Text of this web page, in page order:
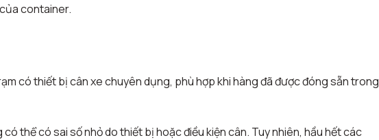
container.
có thiết bị cân xe chuyên dụng, phù hợp khi hàng đã được đóng sẵn trong
thể có sai số nhỏ do thiết bị hoặc điều kiện cân. Tuy nhiên, hầu hết các